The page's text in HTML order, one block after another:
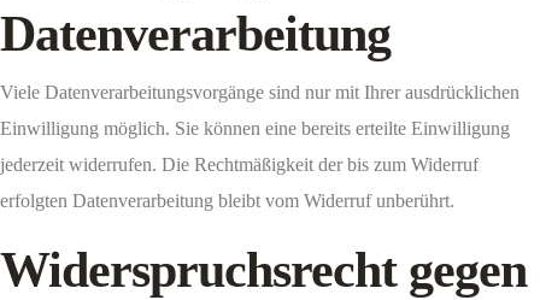
Datenverarbeitung
Viele Datenverarbeitungsvorgänge sind nur mit Ihrer ausdrücklichen
Einwilligung möglich. Sie können eine bereits erteilte Einwilligung
jederzeit widerrufen. Die Rechtmäßigkeit der bis zum Widerruf
erfolgten Datenverarbeitung bleibt vom Widerruf unberührt.
Widerspruchsrecht gegen